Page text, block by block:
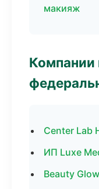
макияж
Center Lab
ИП Luxe
Beauty